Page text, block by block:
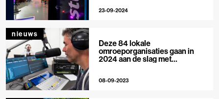
23-09-2024
nieuws
Deze 84 lokale
omroeporganisaties gaan in
2024 aan de slag met
08-09-2023